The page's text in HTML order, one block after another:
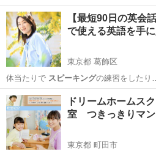
ス…
千葉 船橋市 英語
【最短90日の英会
で使える英語を手に
東京都 葛飾区
体当たりで スピーキングの練習をしたり
スト試験官（…
東京 葛飾区 英会話 コーチング
ドリームホームス
室 つきっきりマン
東京都 町田市